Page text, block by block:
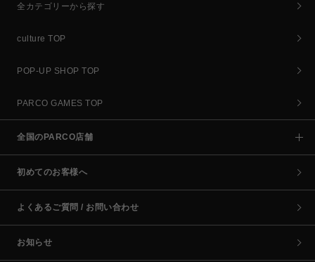
全カテゴリーから探す
culture TOP
POP-UP SHOP TOP
PARCO GAMES TOP
全国のPARCO店舗
初めてのお客様へ
よくあるご質問 / お問い合わせ
お知らせ